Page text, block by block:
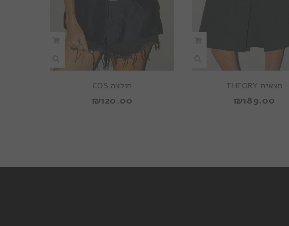
חצאית THEORY
₪189.00
חולצה COS
₪120.00